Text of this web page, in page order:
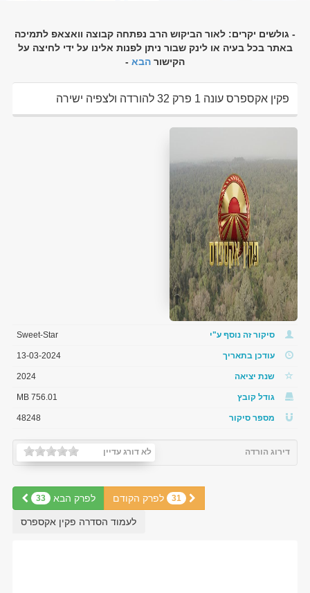
- גולשים יקרים: לאור הביקוש הרב נפתחה קבוצה וואצאפ לתמיכה
באתר בכל בעיה או לינק שבור ניתן לפנות אלינו על ידי לחיצה על
הקישור הבא -
פקין אקספרס עונה 1 פרק 32 להורדה ולצפיה ישירה
סיקור זה נוסף ע"י Sweet-Star
עודכן בתאריך 13-03-2024
שנת יציאה 2024
גודל קובץ 756.01 MB
מספר סיקור 48248
לא דורג עדיין דירוג הורדה
לפרק הבא 33 31 לפרק הקודם
לעמוד הסדרה פקין אקספרס